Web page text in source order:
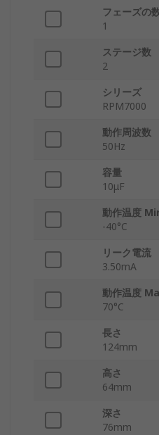
フェーズの
1
ステージ数
2
シリーズ
RPM7000
動作周波数
50Hz
容量
10μF
動作温度
-40°C
リーク電流
3.50mA
動作温度
70°C
長さ
124mm
高さ
64mm
深さ
76mm